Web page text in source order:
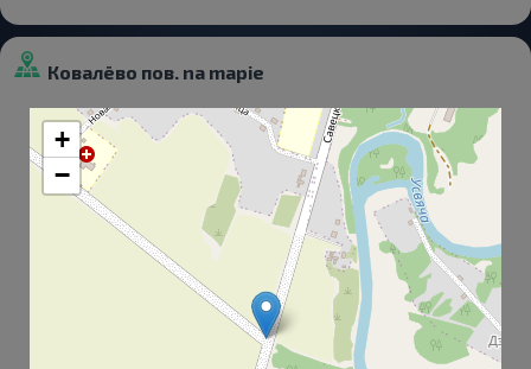
Ковалёво пов. na mapie
+
−